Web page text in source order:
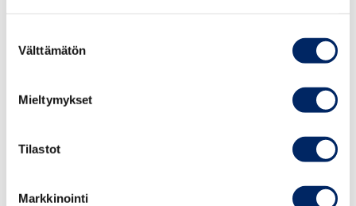
valinta
Välttämätön
Mieltymykset
Tilastot
Markkinointi
Pulkkinen.